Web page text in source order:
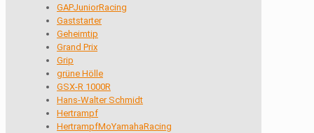
GAPJuniorRacing
Gaststarter
Geheimtip
Grand Prix
Grip
grüne Hölle
GSX-R 1000R
Hans-Walter Schmidt
Hertrampf
HertrampfMoYamahaRacing